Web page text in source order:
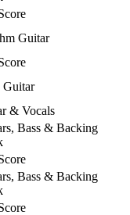
Guitar
Guitar
& Vocals
Bass & Backing
Bass & Backing